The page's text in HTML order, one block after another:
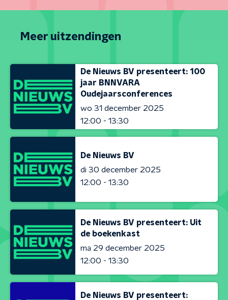
Meer uitzendingen
De Nieuws BV presenteert: 100
jaar BNNVARA
Oudejaarsconferences
wo 31 december 2025
12:00 - 13:30
De Nieuws BV
di 30 december 2025
12:00 - 13:30
De Nieuws BV presenteert: Uit
de boekenkast
ma 29 december 2025
12:00 - 13:30
De Nieuws BV presenteert: